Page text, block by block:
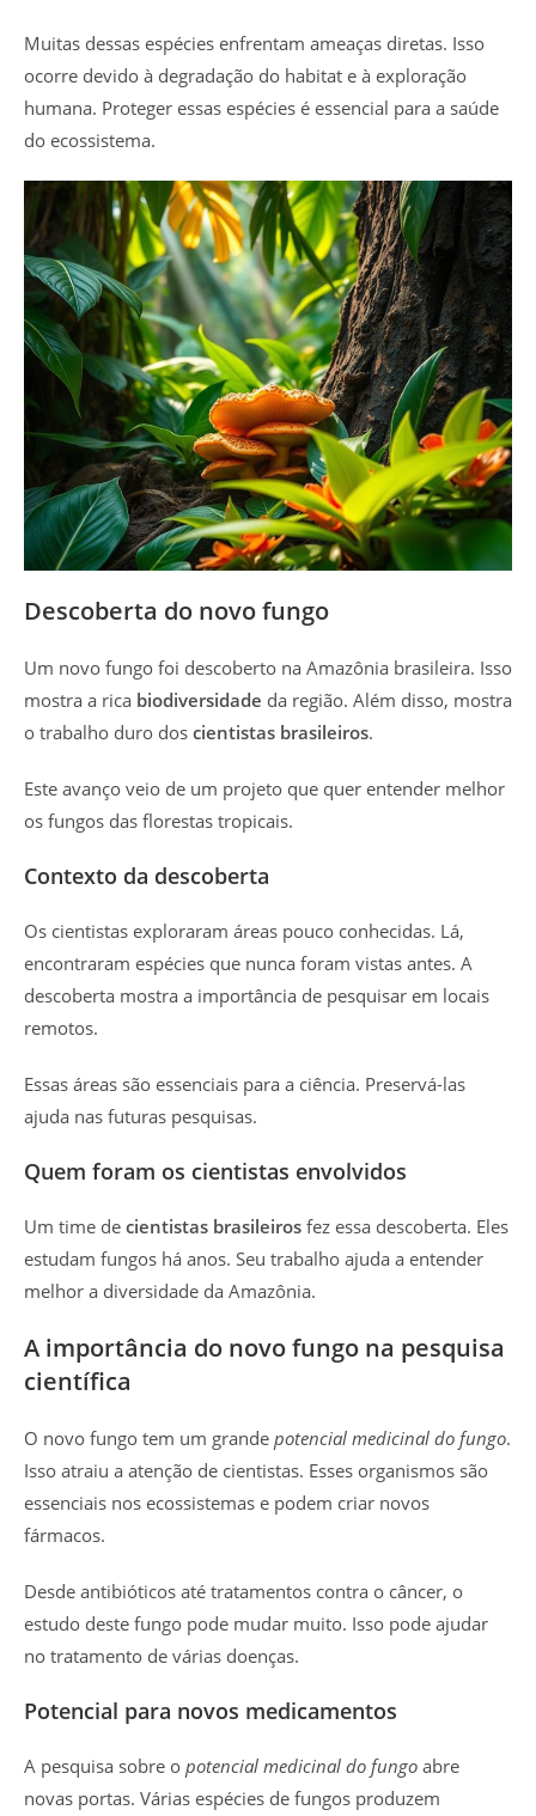
Muitas dessas espécies enfrentam ameaças diretas. Isso
ocorre devido à degradação do habitat e à exploração
humana. Proteger essas espécies é essencial para a saúde
do ecossistema.
Descoberta do novo fungo
Um novo fungo foi descoberto na Amazônia brasileira. Isso
mostra a rica biodiversidade da região. Além disso, mostra
o trabalho duro dos cientistas brasileiros.
Este avanço veio de um projeto que quer entender melhor
os fungos das florestas tropicais.
Contexto da descoberta
Os cientistas exploraram áreas pouco conhecidas. Lá,
encontraram espécies que nunca foram vistas antes. A
descoberta mostra a importância de pesquisar em locais
remotos.
Essas áreas são essenciais para a ciência. Preservá-las
ajuda nas futuras pesquisas.
Quem foram os cientistas envolvidos
Um time de cientistas brasileiros fez essa descoberta. Eles
estudam fungos há anos. Seu trabalho ajuda a entender
melhor a diversidade da Amazônia.
A importância do novo fungo na pesquisa
científica
O novo fungo tem um grande potencial medicinal do fungo.
Isso atraiu a atenção de cientistas. Esses organismos são
essenciais nos ecossistemas e podem criar novos
fármacos.
Desde antibióticos até tratamentos contra o câncer, o
estudo deste fungo pode mudar muito. Isso pode ajudar
no tratamento de várias doenças.
Potencial para novos medicamentos
A pesquisa sobre o potencial medicinal do fungo abre
novas portas. Várias espécies de fungos produzem